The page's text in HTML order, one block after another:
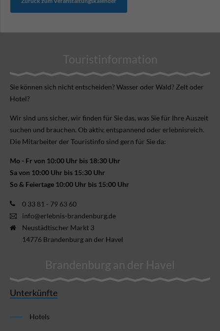
Touristinformation
Sie können sich nicht ent­scheiden? Wasser oder Wald? Zelt oder
Hotel?
Wir sind uns sicher, wir finden für Sie das, was Sie für Ihre Aus­zeit
suchen und brauchen. Ob aktiv, ent­spannend oder erlebnis­reich.
Die Mitarbeiter der Touristinfo sind gern für Sie da:
Mo - Fr von 10:00 Uhr bis 18:30 Uhr
Sa von 10:00 Uhr bis 15:30 Uhr
So & Feiertage 10:00 Uhr bis 15:00 Uhr
0 33 81 - 79 63 60
info@erlebnis-brandenburg.de
Neustädtischer Markt 3
14776 Brandenburg an der Havel
Brandenburg an der Havel
Unterkünfte
Hotels